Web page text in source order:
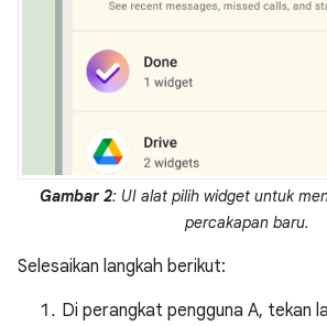
Gambar 2: UI alat pilih widget untuk
percakapan baru.
Selesaikan langkah berikut:
Di perangkat pengguna A, tekan